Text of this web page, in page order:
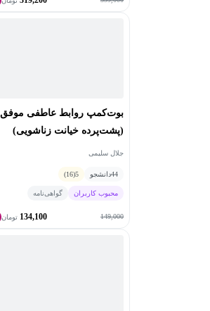
بوت‌کمپ روابط عاطفی موفق
(پشت‌پرده خیانت زناشویی)
جلال سلیمی
44دانشجو 5
(16)
محبوب کاربران گواهی‌نامه
149,000
134,100 تومان